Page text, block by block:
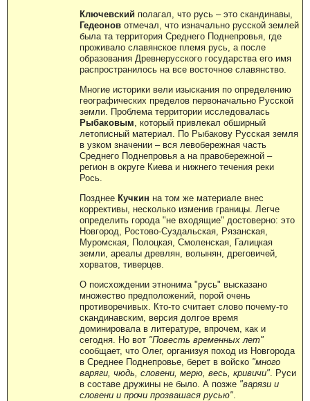
Ключевский полагал, что русь – это скандинавы,
Гедеонов отмечал, что изначально русской землей
была та территория Среднего Поднепровья, где
проживало славянское племя русь, а после
образования Древнерусского государства его имя
распространилось на все восточное славянство.
Многие историки вели изыскания по определению
географических пределов первоначально Русской
земли. Проблема территории исследовалась
Рыбаковым , который привлекал обширный
летописный материал. По Рыбакову Русская земля
в узком значении – вся левобережная часть
Среднего Поднепровья а на правобережной –
регион в округе Киева и нижнего течения реки
Рось.
Позднее Кучкин на том же материале внес
коррективы, несколько изменив границы. Легче
определить города "не входящие" достоверно: это
Новгород, Ростово-Суздальская, Рязанская,
Муромская, Полоцкая, Смоленская, Галицкая
земли, ареалы древлян, волынян, дреговичей,
хорватов, тиверцев.
О поисхождении этнонима "русь" высказано
множество предположений, порой очень
противоречивых. Кто-то считает слово почему-то
скандинавским, версия долгое время
доминировала в литературе, впрочем, как и
сегодня. Но вот "Повесть временных лет"
сообщает, что Олег, организуя поход из Новгорода
в Среднее Поднепровье, берет в войско "много
варяги, чюдь, словени, мерю, весь, кривичи" . Руси
в составе дружины не было. А позже "варязи и
словени и прочи прозвашася русью"